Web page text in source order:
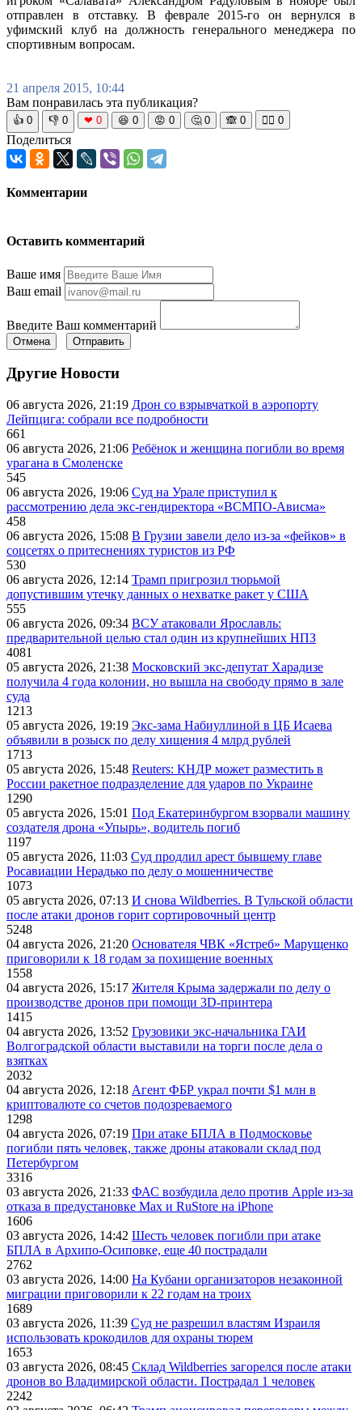
отправлен в отставку. В феврале 2015-го он вернулся в
уфимский клуб на должность генерального менеджера по
спортивным вопросам.
21 апреля 2015, 10:44
Вам понравилась эта публикация?
👍 0 👎 0 ❤ 0 😆 0 😡 0 🤔 0 🙈 0 🧘‍♀️ 0
Поделиться
Комментарии
Оставить комментарий
Ваше имя
Ваш email
Введите Ваш комментарий
Отмена Отправить
Другие Новости
06 августа 2026, 21:19 Дрон со взрывчаткой в аэропорту
Лейпцига: собрали все подробности
661
06 августа 2026, 21:06 Ребёнок и женщина погибли во время
урагана в Смоленске
545
06 августа 2026, 19:06 Суд на Урале приступил к
рассмотрению дела экс-гендиректора «ВСМПО-Ависма»
458
06 августа 2026, 15:08 В Грузии завели дело из-за «фейков» в
соцсетях о притеснениях туристов из РФ
530
06 августа 2026, 12:14 Трамп пригрозил тюрьмой
допустившим утечку данных о нехватке ракет у США
555
06 августа 2026, 09:34 ВСУ атаковали Ярославль:
предварительной целью стал один из крупнейших НПЗ
4081
05 августа 2026, 21:38 Московский экс-депутат Харадизе
получила 4 года колонии, но вышла на свободу прямо в зале
суда
1213
05 августа 2026, 19:19 Экс-зама Набиуллиной в ЦБ Исаева
объявили в розыск по делу хищения 4 млрд рублей
1713
05 августа 2026, 15:48 Reuters: КНДР может разместить в
России ракетное подразделение для ударов по Украине
1290
05 августа 2026, 15:01 Под Екатеринбургом взорвали машину
создателя дрона «Упырь», водитель погиб
1197
05 августа 2026, 11:03 Суд продлил арест бывшему главе
Росавиации Нерадько по делу о мошенничестве
1073
05 августа 2026, 07:13 И снова Wildberries. В Тульской области
после атаки дронов горит сортировочный центр
5248
04 августа 2026, 21:20 Основателя ЧВК «Ястреб» Марущенко
приговорили к 18 годам за похищение военных
1558
04 августа 2026, 15:17 Жителя Крыма задержали по делу о
производстве дронов при помощи 3D‑принтера
1415
04 августа 2026, 13:52 Грузовики экс-начальника ГАИ
Волгоградской области выставили на торги после дела о
взятках
2032
04 августа 2026, 12:18 Агент ФБР украл почти $1 млн в
криптовалюте со счетов подозреваемого
1298
04 августа 2026, 07:19 При атаке БПЛА в Подмосковье
погибли пять человек, также дроны атаковали склад под
Петербургом
3316
03 августа 2026, 21:33 ФАС возбудила дело против Apple из-за
отказа в предустановке Max и RuStore на iPhone
1606
03 августа 2026, 14:42 Шесть человек погибли при атаке
БПЛА в Архипо-Осиповке, еще 40 пострадали
2762
03 августа 2026, 14:00 На Кубани организаторов незаконной
миграции приговорили к 22 годам на троих
1689
03 августа 2026, 11:39 Суд не разрешил властям Израиля
использовать крокодилов для охраны тюрем
1653
03 августа 2026, 08:45 Склад Wildberries загорелся после атаки
дронов во Владимирской области. Пострадал 1 человек
2242